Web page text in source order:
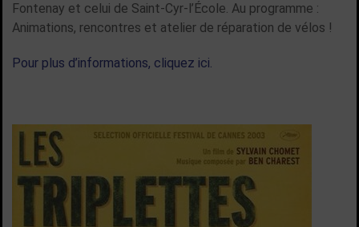
Fontenay et celui de Saint-Cyr-l’École. Au programme :
Animations, rencontres et atelier de réparation de vélos !
Pour plus d’informations, cliquez ici.